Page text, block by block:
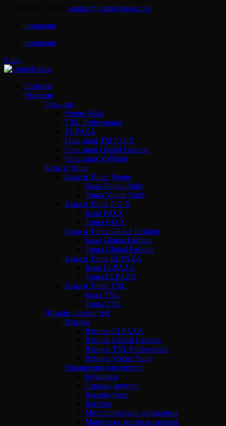
contact@daniel-shop.com
Instagram
Instagram
0 шт.
Главная
Магазин
Гель-лак
Vogue Nails
TNL Professional
ELPAZA
Гель лаки ТМ F.O.X
Гель лаки Global Fashion
Гель лаки Yo!Nails
Базы и Топы
Базы и Топы Vogue
Базы Vogue Nails
Топы Vogue Nails
Базы и Топы F.O.X
Базы F.O.X
Топы F.O.X
Базы и Топы Global Fashion
Базы Global Fashion
Топы Global Fashion
Базы и Топы ELPAZA
Базы ELPAZA
Топы ELPAZA
Базы и Топы TNL
Базы TNL
Топы TNL
Дизайн для ногтей
Втирка
Втирка ELPAZA
Втирка Global Fashion
Втирка TNL Professional
Втирка Vogue Nails
Украшения для ногтей
Бульонки
Стразы, жемчуг
Камифубуки
Блестки
Металлические украшения
Мармелад, меланж-сахарок